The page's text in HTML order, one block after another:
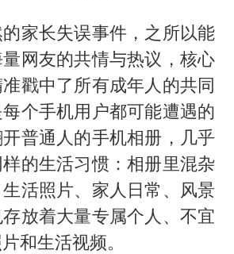
家长失误事件，之所以能
网友的共情与热议，核心
戳中了所有成年人的共同
个手机用户都可能遭遇的
普通人的手机相册，几乎
的生活习惯：相册里混杂
活照片、家人日常、风景
放着大量专属个人、不宜
和生活视频。